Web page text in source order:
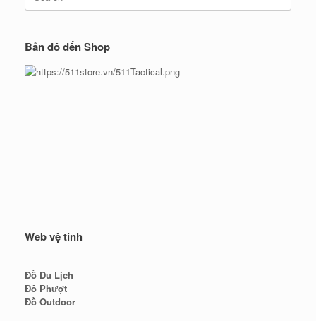
Bản đồ đến Shop
Web vệ tinh
Đồ Du Lịch
Đồ Phượt
Đồ Outdoor